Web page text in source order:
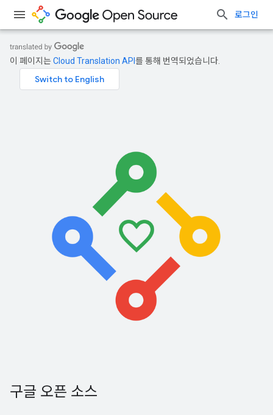
로그인
이 페이지는Cloud Translation API 를 통해 번역되었습니다.
구글 오픈 소스